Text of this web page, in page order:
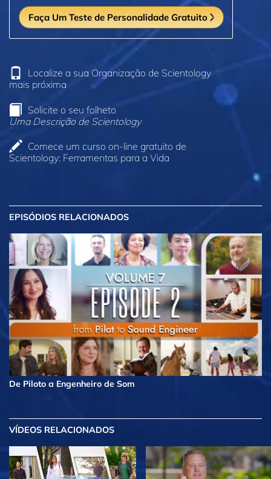
Faça Um Teste de Personalidade Gratuito
Localize a sua Organização de Scientology
mais próxima
Solicite o seu folheto
Uma Descrição de Scientology
Comece um curso on‑line gratuito de
Scientology: Ferramentas para a Vida
EPISÓDIOS RELACIONADOS
De Piloto a Engenheiro de Som
VÍDEOS RELACIONADOS